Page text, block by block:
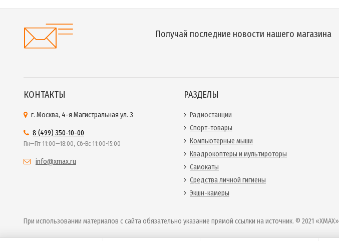
Получай последние новости нашего магазина
КОНТАКТЫ
г. Москва, 4-я Магистральная ул. 3
8 (499) 350-10-00
Пн—Пт 11:00—18:00, Сб-Вс 11:00-15:00
info@xmax.ru
РАЗДЕЛЫ
Радиостанции
Спорт-товары
Компьютерные мыши
Квадрокоптеры и мультироторы
Самокаты
Средства личной гигиены
Экшн-камеры
При использовании материалов с сайта обязательно указание прямой ссылки на источник. © 2021 «XMAX»